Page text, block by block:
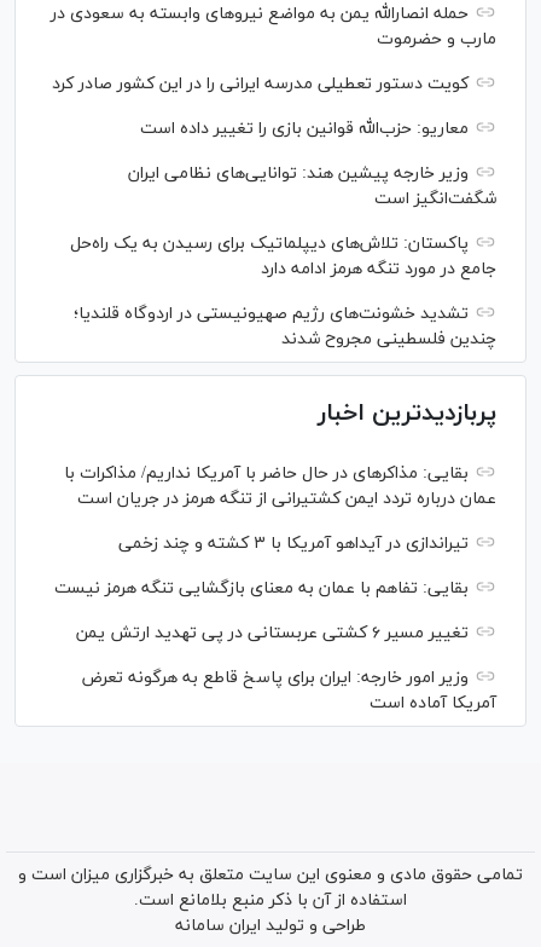
حمله انصارالله یمن به مواضع نیرو‌های وابسته به سعودی در
مارب و حضرموت
کویت دستور تعطیلی مدرسه ایرانی را در این کشور صادر کرد
معاریو: حزب‌الله قوانین بازی را تغییر داده است
وزیر خارجه پیشین هند: توانایی‌های نظامی ایران
شگفت‌انگیز است
پاکستان: تلاش‌های دیپلماتیک برای رسیدن به یک راه‌حل
جامع در مورد تنگه هرمز ادامه دارد
تشدید خشونت‌های رژیم صهیونیستی در اردوگاه قلندیا؛
چندین فلسطینی مجروح شدند
پربازدیدترین اخبار
بقایی: مذاکره‎ای در حال حاضر با آمریکا نداریم/ مذاکرات با
عمان درباره تردد ایمن کشتیرانی از تنگه هرمز در جریان است
تیراندازی در آیداهو آمریکا با ۳ کشته و چند زخمی
بقایی: تفاهم با عمان به معنای بازگشایی تنگه هرمز نیست
تغییر مسیر ۶ کشتی عربستانی در پی تهدید ارتش یمن
وزیر امور خارجه: ایران برای پاسخ قاطع به هرگونه تعرض
آمریکا آماده است
تمامی حقوق مادی و معنوی این سایت متعلق به خبرگزاری میزان است و
استفاده از آن با ذکر منبع بلامانع است.
طراحی و تولید ایران سامانه